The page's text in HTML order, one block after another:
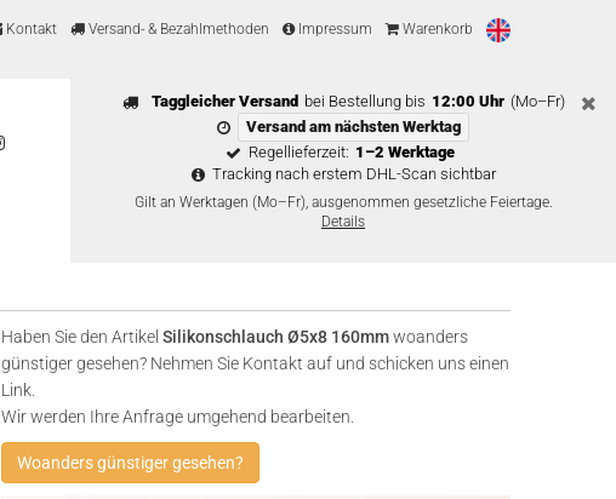
Kontakt Versand- & Bezahlmethoden Impressum Warenkorb
Taggleicher Versand bei Bestellung bis 12:00 Uhr (Mo–Fr)
Versand am nächsten Werktag
Regellieferzeit: 1–2 Werktage
Tracking nach erstem DHL-Scan sichtbar
Gilt an Werktagen (Mo–Fr), ausgenommen gesetzliche Feiertage.
Details
Haben Sie den Artikel Silikonschlauch Ø5x8 160mmwoanders
günstiger gesehen? Nehmen Sie Kontakt auf und schicken uns einen
Link.
Wir werden Ihre Anfrage umgehend bearbeiten.
Woanders günstiger gesehen?